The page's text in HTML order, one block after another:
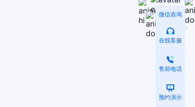
微信咨询
在线客服
售前电话
预约演示